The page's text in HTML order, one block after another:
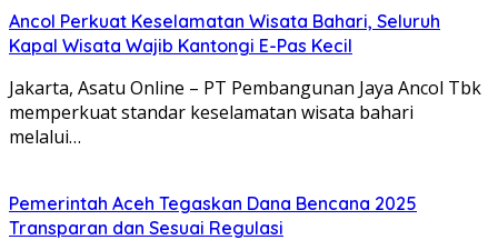
Ancol Perkuat Keselamatan Wisata Bahari, Seluruh
Kapal Wisata Wajib Kantongi E-Pas Kecil
Jakarta, Asatu Online – PT Pembangunan Jaya Ancol Tbk
memperkuat standar keselamatan wisata bahari
melalui…
Pemerintah Aceh Tegaskan Dana Bencana 2025
Transparan dan Sesuai Regulasi